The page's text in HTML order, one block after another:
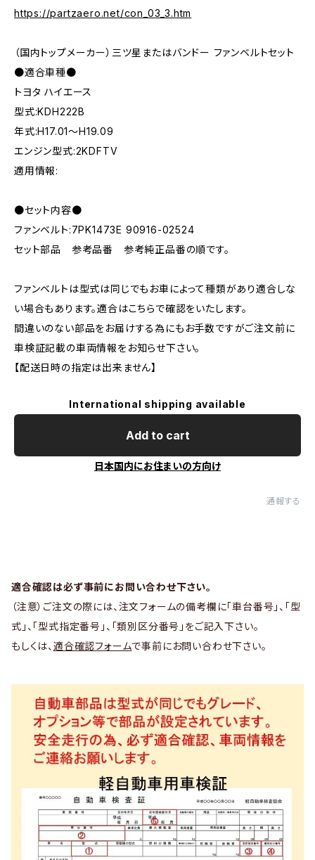
https://partzaero.net/con_03_3.htm
（国内トップメーカー）三ツ星またはバンドー ファンベルトセット
●適合車種●
トヨタ ハイエース
型式:KDH222B
年式:H17.01～H19.09
エンジン型式:2KDFTV
適用情報:
●セット内容●
ファンベルト:7PK1473E 90916-02524
セット部品 参考品番 参考純正品番の順です。
ファンベルトは型式は同じでもお車によって種類があり適合しな
い場合もあります。適合はこちらで確認をいたします。
間違いのない部品をお届けする為にもお手数ですがご注文前に
車検証記載の車両情報をお知らせ下さい。
【配送日時の指定は出来ません】
International shipping available
Add to cart
日本国内にお住まいの方向け
通報する
適合確認は必ず事前にお問い合わせ下さい。
（注意）ご注文の際には、注文フォームの備考欄に「車台番号」、「型
式」、「型式指定番号」、「類別区分番号」をご記入下さい。
もしくは、 適合確認フォームで事前にお問い合わせ下さい。